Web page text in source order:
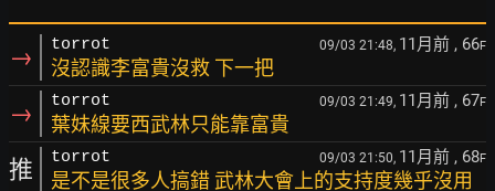
→ torrot 09/03 21:48, 11月前 , 66F
沒認識李富貴沒救 下一把
→ torrot 09/03 21:49, 11月前 , 67F
葉妹線要西武林只能靠富貴
推 torrot 09/03 21:50, 11月前 , 68F
是不是很多人搞錯 武林大會上的支持度幾乎沒用